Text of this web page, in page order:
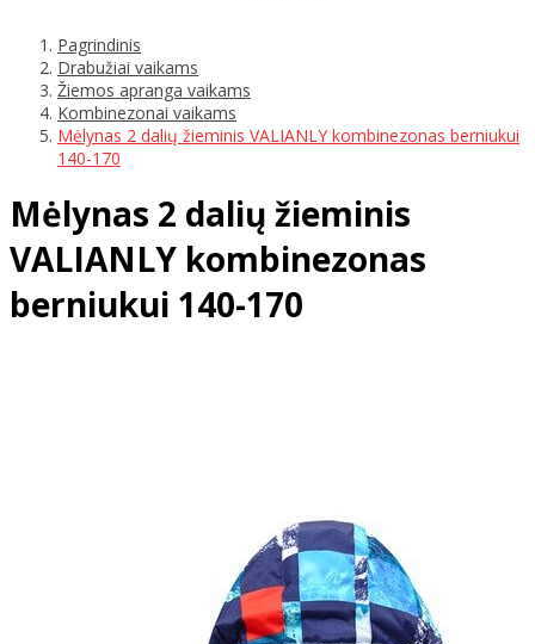
Pagrindinis
Drabužiai vaikams
Žiemos apranga vaikams
Kombinezonai vaikams
Mėlynas 2 dalių žieminis VALIANLY kombinezonas berniukui
140-170
Mėlynas 2 dalių žieminis
VALIANLY kombinezonas
berniukui 140-170